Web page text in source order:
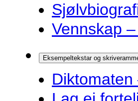
Vennskap
Eksempeltekstar og